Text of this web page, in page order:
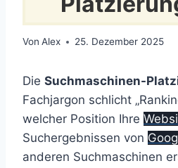
Von Alex 25. Dezember 2025
Die Suchmaschinen-
Fachjargon schlicht
welcher Position Ihre
Suchergebnissen von
anderen Suchmaschinen